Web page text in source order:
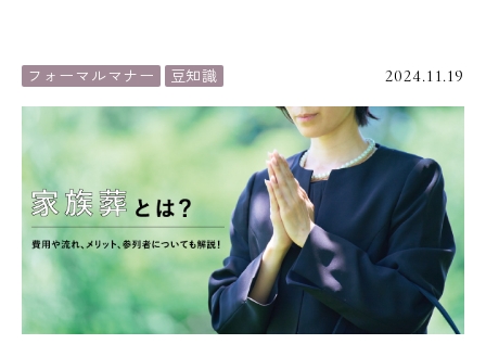
フォーマルマナー 豆知識 2024.11.19